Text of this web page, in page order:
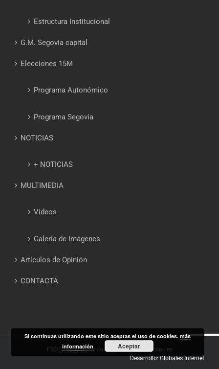
Estructura Institucional
G.M. Segovia capital
Elecciones 15M
Programa Autonómico
Programa Segovia
NOTICIAS
+ NOTICIAS
MULTIMEDIA
Videos
Galería de Imágenes
Artículos de Opinión
CONTACTA
PSOE Segovia |Aviso Legal|Política de cookies
Desarrollo: Globales Internet
Si continuas utilizando este sitio aceptas el uso de cookies.más
información
Aceptar